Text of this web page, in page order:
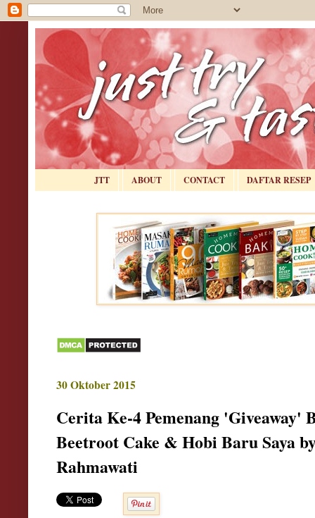
JTT ABOUT CONTACT DAFTAR RESEP
30 Oktober 2015
Cerita Ke-4 Pemenang 'Giveaway'
Beetroot Cake & Hobi Baru Saya
Rahmawati